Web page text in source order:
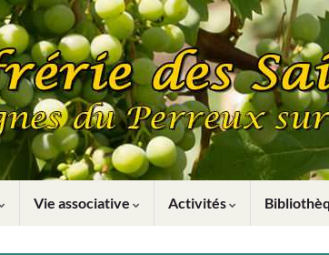
Vie associative Activités